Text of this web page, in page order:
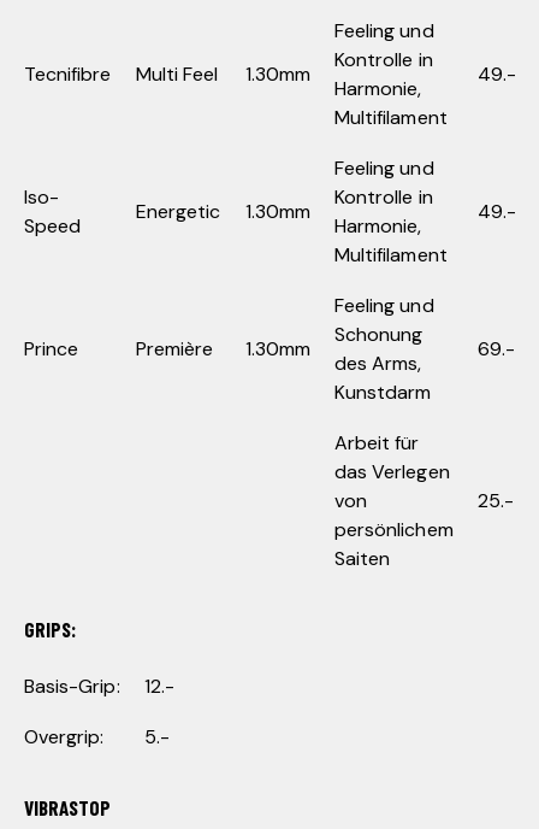
Tecnifibre Multi Feel 1.30mm
Feeling und
Kontrolle in
Harmonie,
Multifilament
49.-
Iso-
Speed
Energetic 1.30mm
Feeling und
Kontrolle in
Harmonie,
Multifilament
49.-
Prince Première 1.30mm
Feeling und
Schonung
des Arms,
Kunstdarm
69.-
Arbeit für
das Verlegen
von
persönlichem
Saiten
25.-
GRIPS:
Basis-Grip:
12.-
Overgrip:
5.-
VIBRASTOP